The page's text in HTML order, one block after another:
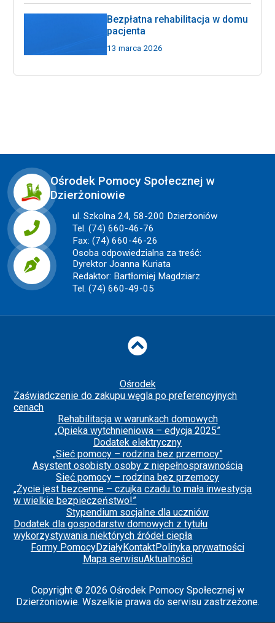
Bezpłatna rehabilitacja w domu
pacjenta
13 marca 2026
Ośrodek Pomocy Społecznej w
Dzierżoniowie
ul. Szkolna 24, 58-200 Dzierżoniów
Tel. (74) 660-46-76
Fax: (74) 660-46-26
Osoba odpowiedzialna za treść:
Dyrektor Joanna Kuriata
Redaktor: Bartłomiej Magdziarz
Tel. (74) 660-49-05
Do góry
Ośrodek
Zaświadczenie do zakupu węgla po preferencyjnych
cenach
Rehabilitacja w warunkach domowych
„Opieka wytchnieniowa – edycja 2025”
Dodatek elektryczny
„Sieć pomocy – rodzina bez przemocy”
Asystent osobisty osoby z niepełnosprawnością
Sieć pomocy – rodzina bez przemocy
„Życie jest bezcenne – czujka czadu to mała inwestycja
w wielkie bezpieczeństwo!”
Stypendium socjalne dla uczniów
Dodatek dla gospodarstw domowych z tytułu
wykorzystywania niektórych źródeł ciepła
Formy PomocyDziałyKontaktPolityka prywatności
Mapa serwisuAktualności
Copyright © 2026 Ośrodek Pomocy Społecznej w
Dzierżoniowie. Wszelkie prawa do serwisu zastrzeżone.